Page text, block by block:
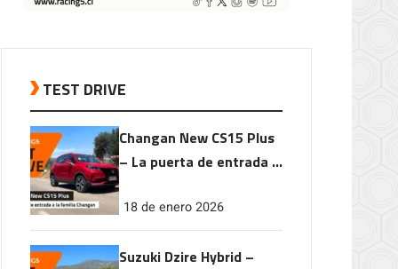
TEST DRIVE
Changan New CS15 Plus
– La puerta de entrada a
18 de enero 2026
Suzuki Dzire Hybrid –